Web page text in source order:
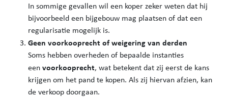
In sommige gevallen wil een koper zeker weten dat hij
bijvoorbeeld een bijgebouw mag plaatsen of dat een
regularisatie mogelijk is.
Geen voorkooprecht of weigering van derden
Soms hebben overheden of bepaalde instanties
eenvoorkooprecht, wat betekent dat zij eerst de kans
krijgen om het pand te kopen. Als zij hiervan afzien, kan
de verkoop doorgaan.